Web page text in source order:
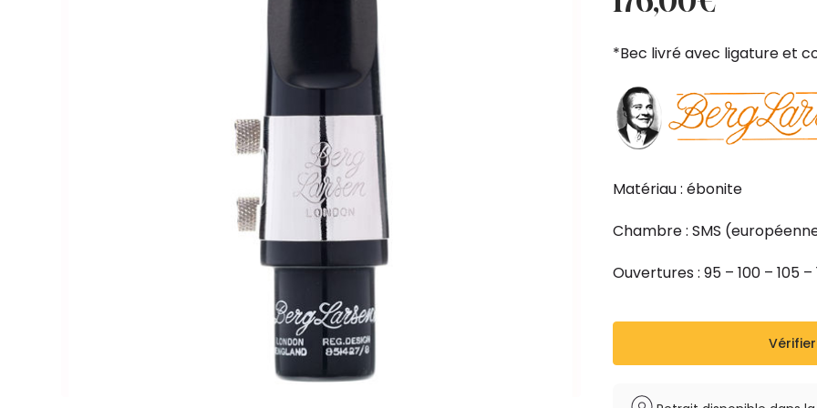
était :
actuel
est :
*Bec livré avec ligature et
Matériau : ébonite
Chambre : SMS
Ouvertures : 95 – 100 – 105 –